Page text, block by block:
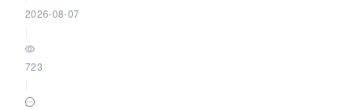
2026-08-07
723